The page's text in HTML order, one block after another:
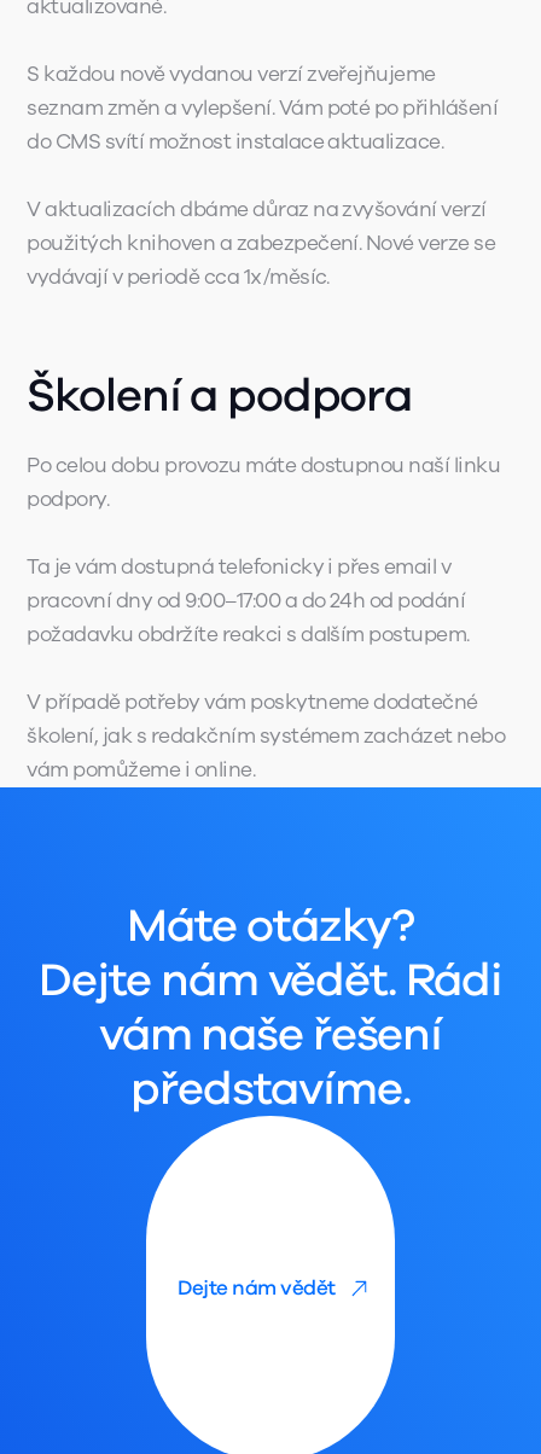
aktualizované.
S každou nově vydanou verzí zveřejňujeme
seznam změn a vylepšení. Vám poté po přihlášení
do CMS svítí možnost instalace aktualizace.
V aktualizacích dbáme důraz na zvyšování verzí
použitých knihoven a zabezpečení. Nové verze se
vydávají v periodě cca 1x/měsíc.
Školení a podpora
Po celou dobu provozu máte dostupnou naší linku
podpory.
Ta je vám dostupná telefonicky i přes email v
pracovní dny od 9:00–17:00 a do 24h od podání
požadavku obdržíte reakci s dalším postupem.
V případě potřeby vám poskytneme dodatečné
školení, jak s redakčním systémem zacházet nebo
vám pomůžeme i online.
Máte otázky?
Dejte nám vědět. Rádi
vám naše řešení
představíme.
Dejte nám vědět